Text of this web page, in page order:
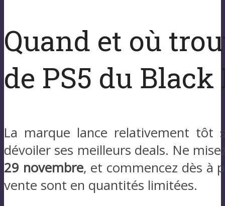
Quand et où
de PS5 du Black
La marque lance relativement tôt
dévoiler ses meilleurs deals. Ne
29 novembre, et commencez dès à
vente sont en quantités limitées.